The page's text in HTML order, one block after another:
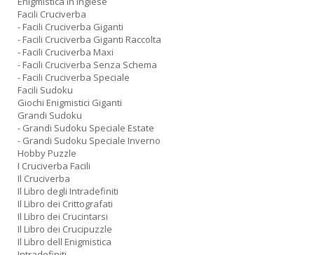
Facili Cruciverba
- Facili Cruciverba Giganti
- Facili Cruciverba Giganti Raccolta
- Facili Cruciverba Maxi
- Facili Cruciverba Senza Schema
- Facili Cruciverba Speciale
Facili Sudoku
Giochi Enigmistici Giganti
Grandi Sudoku
- Grandi Sudoku Speciale Estate
- Grandi Sudoku Speciale Inverno
Hobby Puzzle
I Cruciverba Facili
Il Cruciverba
Il Libro degli Intradefiniti
Il Libro dei Crittografati
Il Libro dei Crucintarsi
Il Libro dei Crucipuzzle
Il Libro dell Enigmistica